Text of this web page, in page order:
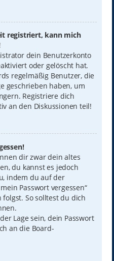
registriert, kann mich
dein Benutzerkonto
oder gelöscht hat.
regelmäßig Benutzer, die
geschrieben haben, um
Registriere dich
an den Diskussionen teil!
dir zwar dein altes
du kannst es jedoch
indem du auf der
Passwort vergessen“
So solltest du dich
Lage sein, dein Passwort
an die Board-